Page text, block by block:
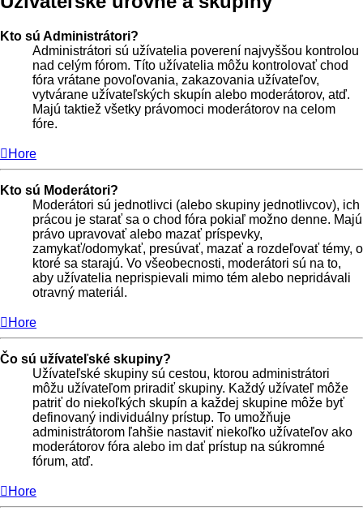
Kto sú Administrátori?
Administrátori sú užívatelia poverení najvyššou kontrolou
nad celým fórom. Títo užívatelia môžu kontrolovať chod
fóra vrátane povoľovania, zakazovania užívateľov,
vytvárane užívateľských skupín alebo moderátorov, atď.
Majú taktiež všetky právomoci moderátorov na celom
fóre.
Hore
Kto sú Moderátori?
Moderátori sú jednotlivci (alebo skupiny jednotlivcov), ich
prácou je starať sa o chod fóra pokiaľ možno denne. Majú
právo upravovať alebo mazať príspevky,
zamykať/odomykať, presúvať, mazať a rozdeľovať témy, o
ktoré sa starajú. Vo všeobecnosti, moderátori sú na to,
aby užívatelia neprispievali mimo tém alebo nepridávali
otravný materiál.
Hore
Čo sú užívateľské skupiny?
Užívateľské skupiny sú cestou, ktorou administrátori
môžu užívateľom priradiť skupiny. Každý užívateľ môže
patriť do niekoľkých skupín a každej skupine môže byť
definovaný individuálny prístup. To umožňuje
administrátorom ľahšie nastaviť niekoľko užívateľov ako
moderátorov fóra alebo im dať prístup na súkromné
fórum, atď.
Hore